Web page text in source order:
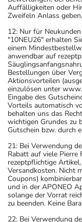
Auffälligkeiten oder
Zweifeln Anlass
12: Nur für
"10NEU26" erhalten
einem
anwendbar auf
Bestellungen über
Aktionsvorteilen
einzulösen unter
Eingabe des
Vorteils automatisch
behalten uns das
wichtigen Grundes zu
Gutschein bzw. durch
21: Bei Verwendung
Rabatt auf viele
rezeptpflichtige
Versandkosten. Nicht
Coupons)
und in der APONEO
solange der Vorrat
zu beenden. Keine
22: Bei Verwendung